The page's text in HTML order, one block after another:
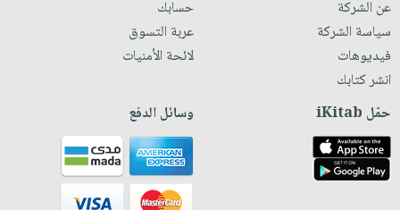
عن الشركة
سياسة الشركة
فيديوهات
انشر كتابك
حسابك
عربة التسوق
لائحة الأمنيات
حمّل iKitab وسائل الدفع